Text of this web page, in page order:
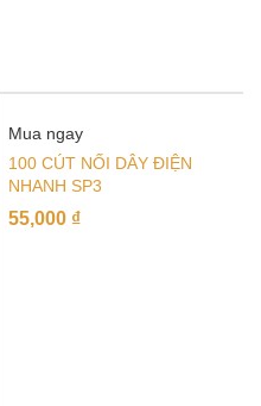
Mua ngay
100 CÚT NỐI DÂY ĐIỆN
NHANH SP3
55,000 ₫